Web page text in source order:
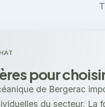
pour
de Bergerac
du secteur. La